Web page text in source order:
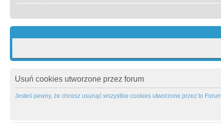
Usuń cookies utworzone przez forum
Jesteś pewny, że chcesz usunąć wszystkie cookies utworzone przez to